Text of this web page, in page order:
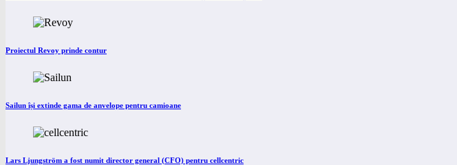
Proiectul Revoy prinde contur
Sailun își extinde gama de anvelope pentru camioane
Lars Ljungström a fost numit director general (CFO) pentru cellcentric